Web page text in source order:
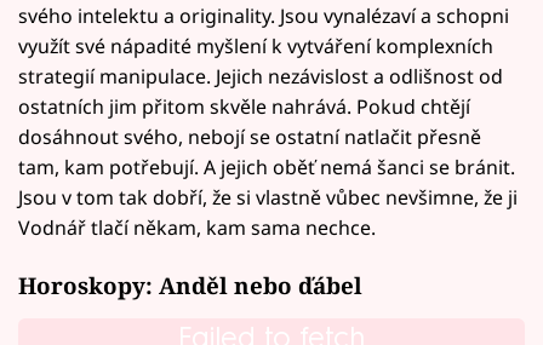
svého intelektu a originality. Jsou vynalézaví a schopni
využít své nápadité myšlení k vytváření komplexních
strategií manipulace. Jejich nezávislost a odlišnost od
ostatních jim přitom skvěle nahrává. Pokud chtějí
dosáhnout svého, nebojí se ostatní natlačit přesně
tam, kam potřebují. A jejich oběť nemá šanci se bránit.
Jsou v tom tak dobří, že si vlastně vůbec nevšimne, že ji
Vodnář tlačí někam, kam sama nechce.
Horoskopy: Anděl nebo ďábel
Failed to fetch